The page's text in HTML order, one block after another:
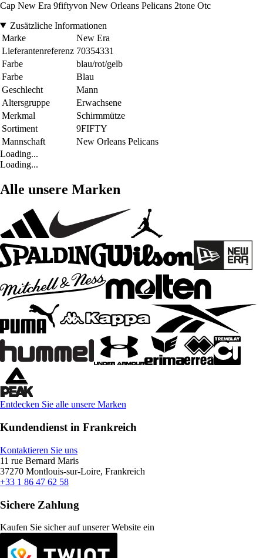
Cap New Era 9fiftyvon New Orleans Pelicans 2tone Otc
Zusätzliche Informationen
Marke
New Era
Lieferantenreferenz 70354331
Farbe
blau/rot/gelb
Farbe
Blau
Geschlecht
Mann
Altersgruppe
Erwachsene
Merkmal
Schirmmütze
Sortiment
9FIFTY
Mannschaft
New Orleans Pelicans
Loading...
Loading...
Alle unsere Marken
Entdecken Sie alle unsere Marken
Kundendienst in Frankreich
Kontaktieren Sie uns
11 rue Bernard Maris
37270 Montlouis-sur-Loire, Frankreich
+33 1 86 47 62 58
Sichere Zahlung
Kaufen Sie sicher auf unserer Website ein